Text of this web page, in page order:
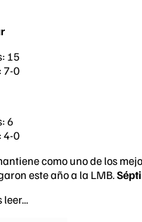
15
7-0
6
4-0
como uno de los
este año a la LMB.